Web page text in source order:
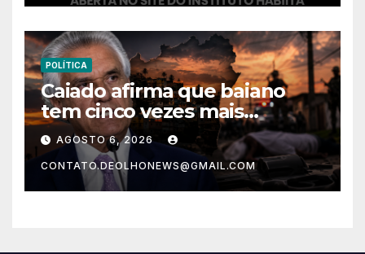
POLÍTICA
Caiado afirma que baiano
tem cinco vezes mais
chances de ser assassinado
do que um morador da
Ucrânia
AGOSTO 6, 2026
CONTATO.DEOLHONEWS@GMAIL.COM